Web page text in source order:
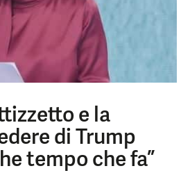
e la
di Trump
tempo che fa”